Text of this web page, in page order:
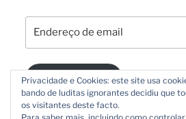
Subscrever
Privacidade e Cookies: este site usa
bando de luditas ignorantes decidiu que
os visitantes deste facto.